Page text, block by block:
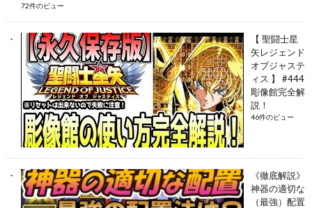
72件のビュー
【 聖闘士星
矢レジェンド
オブジャステ
ィス 】 #444
彫像館完全解
説！
46件のビュー
《徹底解説》
神器の適切な
（最強）配置